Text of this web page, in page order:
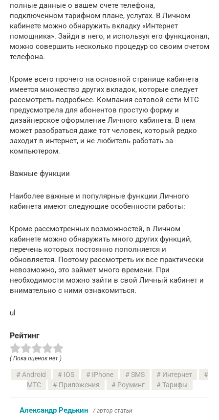
полные данные о вашем счете телефона,
подключенном тарифном плане, услугах. В Личном
кабинете можно обнаружить вкладку «Интернет
помощника». Зайдя в него, и используя его функционал,
можно совершить несколько процедур со своим счетом
телефона.
Кроме всего прочего на основной странице кабинета
имеется множество других вкладок, которые следует
рассмотреть подробнее. Компания сотовой сети МТС
предусмотрела для абонентов простую форму и
дизайнерское оформление Личного кабинета. В нем
может разобраться даже тот человек, который редко
заходит в интернет, и не любитель работать за
компьютером.
Важные функции
Наиболее важные и популярные функции Личного
кабинета имеют следующие особенности работы:
Кроме рассмотренных возможностей, в Личном
кабинете можно обнаружить много других функций,
перечень которых постоянно пополняется и
обновляется. Поэтому рассмотреть их все практически
невозможно, это займет много времени. При
необходимости можно зайти в свой Личный кабинет и
внимательно с ними ознакомиться.
ul
Рейтинг
( Пока оценок нет )
Android IOS IPhone SMS
Интернет
МТС
Приложения Роуминг Тарифы
Александр Редькин / автор статьи